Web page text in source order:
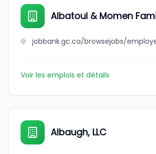
Albatoul & Momen
Voir les emplois et détails
Albaugh, LLC